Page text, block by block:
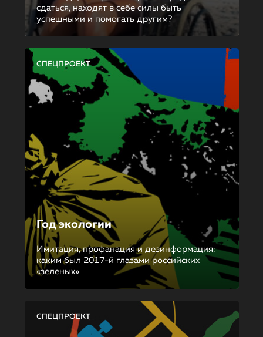
сдаться, находят в себе силы быть
успешными и помогать другим?
СПЕЦПРОЕКТ
Год экологии
Имитация, профанация и дезинформация:
каким был 2017-й глазами российских
«зеленых»
СПЕЦПРОЕКТ